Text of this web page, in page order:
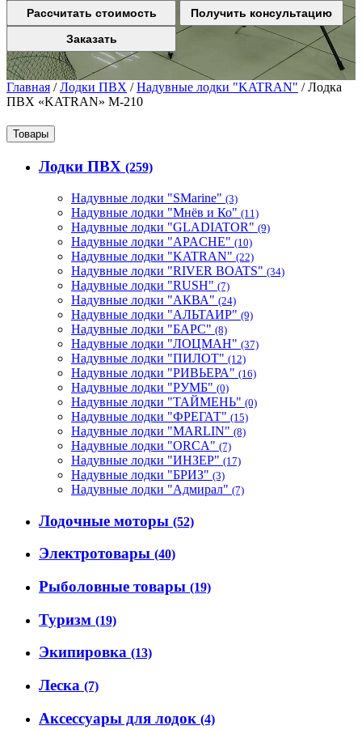
Рассчитать стоимость
Получить консультацию
Заказать
Главная /Лодки ПВХ /Надувные лодки "KATRAN" /Лодка
ПВХ «KATRAN» M-210
Товары
Лодки ПВХ (259)
Надувные лодки "SMarine" (3)
Надувные лодки "Мнёв и Ко" (11)
Надувные лодки "GLADIATOR" (9)
Надувные лодки "APACHE" (10)
Надувные лодки "KATRAN" (22)
Надувные лодки "RIVER BOATS" (34)
Надувные лодки "RUSH" (7)
Надувные лодки "АКВА" (24)
Надувные лодки "АЛЬТАИР" (9)
Надувные лодки "БАРС" (8)
Надувные лодки "ЛОЦМАН" (37)
Надувные лодки "ПИЛОТ" (12)
Надувные лодки "РИВЬЕРА" (16)
Надувные лодки "РУМБ" (0)
Надувные лодки "ТАЙМЕНЬ" (0)
Надувные лодки "ФРЕГАТ" (15)
Надувные лодки "MARLIN" (8)
Надувные лодки "ORCA" (7)
Надувные лодки "ИНЗЕР" (17)
Надувные лодки "БРИЗ" (3)
Надувные лодки "Адмирал" (7)
Лодочные моторы (52)
Электротовары (40)
Рыболовные товары (19)
Туризм (19)
Экипировка (13)
Леска (7)
Аксессуары для лодок (4)